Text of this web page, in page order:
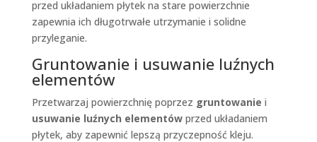
przed układaniem płytek na stare powierzchnie
zapewnia ich długotrwałe utrzymanie i solidne
przyleganie.
Gruntowanie i usuwanie luźnych
elementów
Przetwarzaj powierzchnię poprzez gruntowanie i
usuwanie luźnych elementówprzed układaniem
płytek, aby zapewnić lepszą przyczepność kleju.